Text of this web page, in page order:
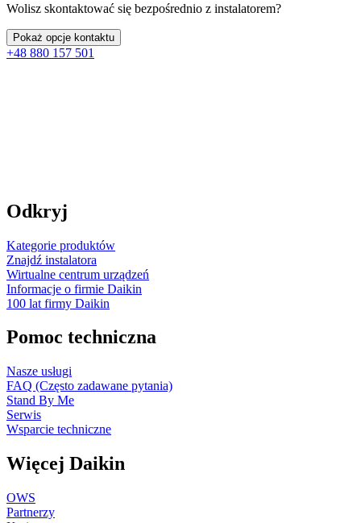
Wolisz skontaktować się bezpośrednio z instalatorem?
Pokaż opcje kontaktu
+48 880 157 501
Odkryj
Kategorie produktów
Znajdź instalatora
Wirtualne centrum urządzeń
Informacje o firmie Daikin
100 lat firmy Daikin
Pomoc techniczna
Nasze usługi
FAQ (Często zadawane pytania)
Stand By Me
Serwis
Wsparcie techniczne
Więcej Daikin
OWS
Partnerzy